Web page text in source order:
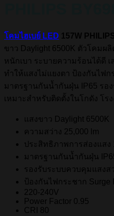
โคมไฮเบย์ LED 157W
ขาว Daylight 6500K ตัวโคม
หนักเบา ระบายความร้อนได้ดี
ทำให้แสงไม่แยงตา ป้องกันไฟก
มาตรฐานกันน้ำกันฝุ่น IP65 รอ
เหมาะสำหรับติดตั้งในโกดัง โร
แสงขาว Daylight 6500K
ความสว่าง 25,000 lm
ประสิทธิภาพการส่องแสง
มาตรฐานกันน้ำกันฝุ่น
รองรับระบบควบคุมแสงส
ป้องกันไฟกระชาก Surge
220-240V
Power Factor 0.95
CRI 80